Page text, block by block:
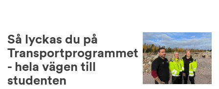
Så lyckas du på
Transportprogrammet
- hela vägen till
studenten